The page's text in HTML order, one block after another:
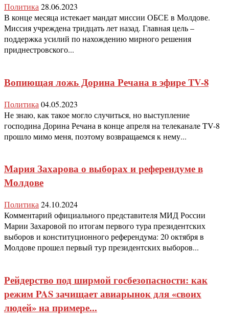
Политика28.06.2023
В конце месяца истекает мандат миссии ОБСЕ в Молдове.
Миссия учреждена тридцать лет назад. Главная цель –
поддержка усилий по нахождению мирного решения
приднестровского...
Вопиющая ложь Дорина Речана в эфире TV-8
Политика 04.05.2023
Не знаю, как такое могло случиться, но выступление
господина Дорина Речана в конце апреля на телеканале TV-8
прошло мимо меня, поэтому возвращаемся к нему...
Мария Захарова о выборах и референдуме в
Молдове
Политика 24.10.2024
Комментарий официального представителя МИД России
Марии Захаровой по итогам первого тура президентских
выборов и конституционного референдума: 20 октября в
Молдове прошел первый тур президентских выборов...
Рейдерство под ширмой госбезопасности: как
режим PAS зачищает авиарынок для «своих
людей» на примере...